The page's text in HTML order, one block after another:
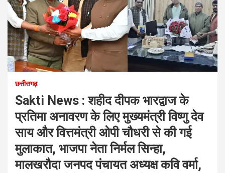
छत्तीसगढ़
Sakti News : शहीद दीपक भारद्वाज के
प्रतिमा अनावरण के लिए मुख्यमंत्री विष्णु देव
साय और वित्तमंत्री ओपी चौधरी से की गई
मुलाकात, भाजपा नेता निर्मल सिन्हा,
मालखरौदा जनपद पंचायत अध्यक्ष कवि वर्मा,